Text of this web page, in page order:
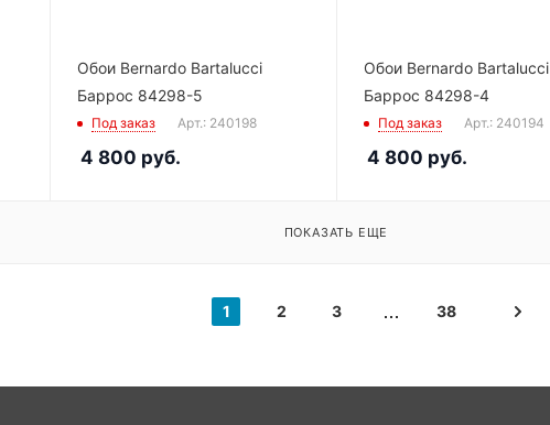
Обои Bernardo Bartalucci
Баррос 84298-5
Под заказ Арт.: 240198
4 800 руб.
Обои Bernardo Bartalucci
Баррос 84298-4
Под заказ Арт.: 240194
4 800 руб.
ПОКАЗАТЬ ЕЩЕ
1 2 3 38